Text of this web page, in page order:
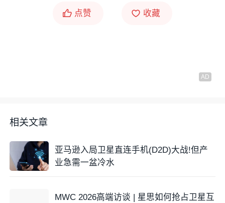
点赞 收藏
相关文章
亚马逊入局卫星直连手机(D2D)大战!但产
业急需一盆冷水
MWC 2026高端访谈 | 星思如何抢占卫星互